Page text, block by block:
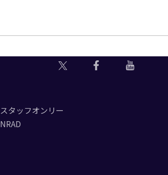
スタッフオンリー
NRAD